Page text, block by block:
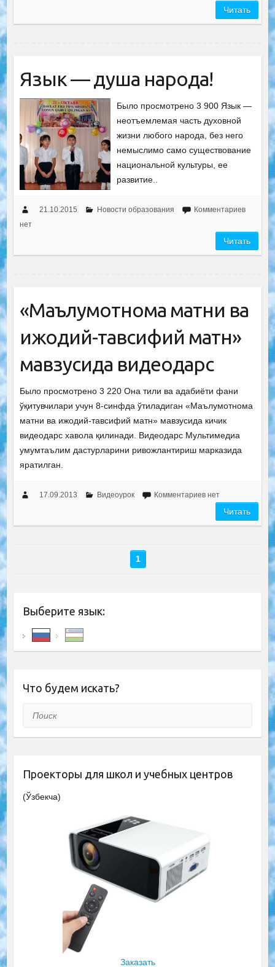
Читать
Язык — душа народа!
Было просмотрено 3 900 Язык —
неотъемлемая часть духовной
жизни любого народа, без него
немыслимо само существование
национальной культуры, ее
развитие..
21.10.2015 Новости образования
Комментариев
нет
Читать
«Маълумотнома матни ва
ижодий-тавсифий матн»
мавзусида видеодарс
Было просмотрено 3 220 Она тили ва адабиёти фани
ўқитувчилари учун 8-синфда ўтиладиган «Маълумотнома
матни ва ижодий-тавсифий матн» мавзусида кичик
видеодарс хавола қилинади. Видеодарс Мультимедиа
умумтаълим дастурларини ривожлантириш марказида
яратилган.
17.09.2013 Видеоурок Комментариев нет
Читать
1
Выберите язык:
Что будем искать?
Поиск
Проекторы для школ и учебных центров
(Ўзбекча)
Заказать